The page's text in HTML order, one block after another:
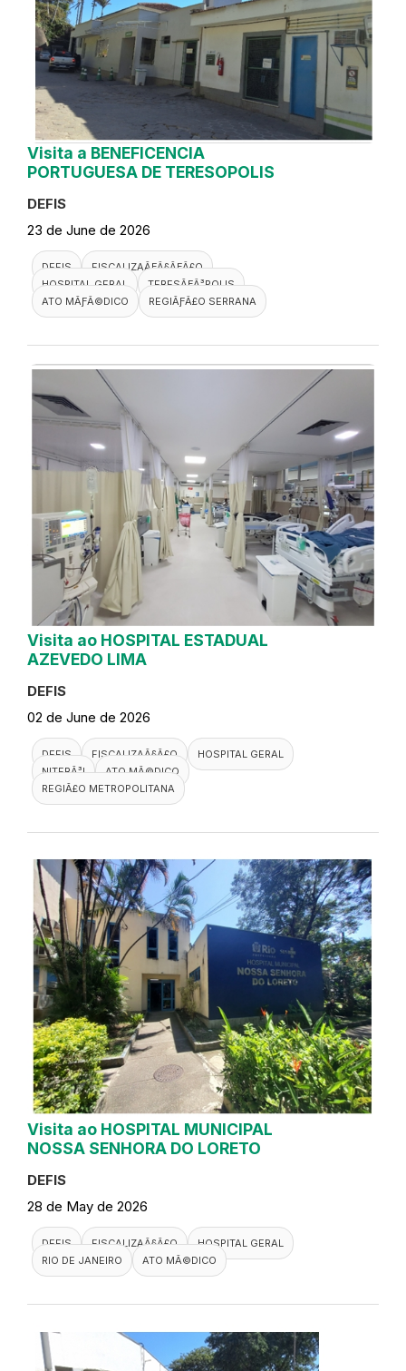
Visita a BENEFICENCIA
PORTUGUESA DE TERESOPOLIS
DEFIS
23 de June de 2026
DEFIS
FISCALIZAÃƑÂ§ÃƑÂ£O
HOSPITAL GERAL
TERESÃƑÂ³POLIS
ATO MÃƑÂ©DICO
REGIÃƑÂ£O SERRANA
Visita ao HOSPITAL ESTADUAL
AZEVEDO LIMA
DEFIS
02 de June de 2026
DEFIS FISCALIZAÃ§Ã£O
HOSPITAL GERAL
NITERÃ³I
ATO MÃ©DICO
REGIÃ£O METROPOLITANA
Visita ao HOSPITAL MUNICIPAL
NOSSA SENHORA DO LORETO
DEFIS
28 de May de 2026
DEFIS FISCALIZAÃ§Ã£O
HOSPITAL GERAL
RIO DE JANEIRO
ATO MÃ©DICO